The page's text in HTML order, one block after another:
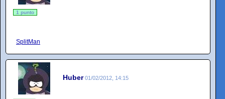
1 punto
SplitMan
Huber 01/02/2012, 14:15